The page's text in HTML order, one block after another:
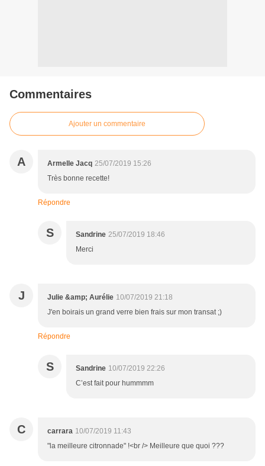
Commentaires
Ajouter un commentaire
A Armelle Jacq 25/07/2019 15:26
Très bonne recette!
Répondre
S Sandrine 25/07/2019 18:46
Merci
J Julie &amp; Aurélie 10/07/2019 21:18
J'en boirais un grand verre bien frais sur mon transat ;)
Répondre
S Sandrine 10/07/2019 22:26
C’est fait pour hummmm
C carrara 10/07/2019 11:43
"la meilleure citronnade" !<br /> Meilleure que quoi ???